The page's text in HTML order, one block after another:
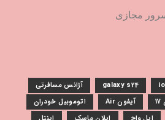
مجازی
galaxy s24
آژانس مسافرتی
آیفون Air
اتوموبیل خودران